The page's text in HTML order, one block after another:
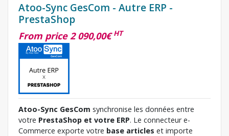
Atoo-Sync GesCom - Autre ERP -
PrestaShop
From price 2 090,00€HT
Atoo-Sync GesCom synchronise les données entre
votre PrestaShop et votre ERP. Le connecteur e-
Commerce exporte votre base articles et importe